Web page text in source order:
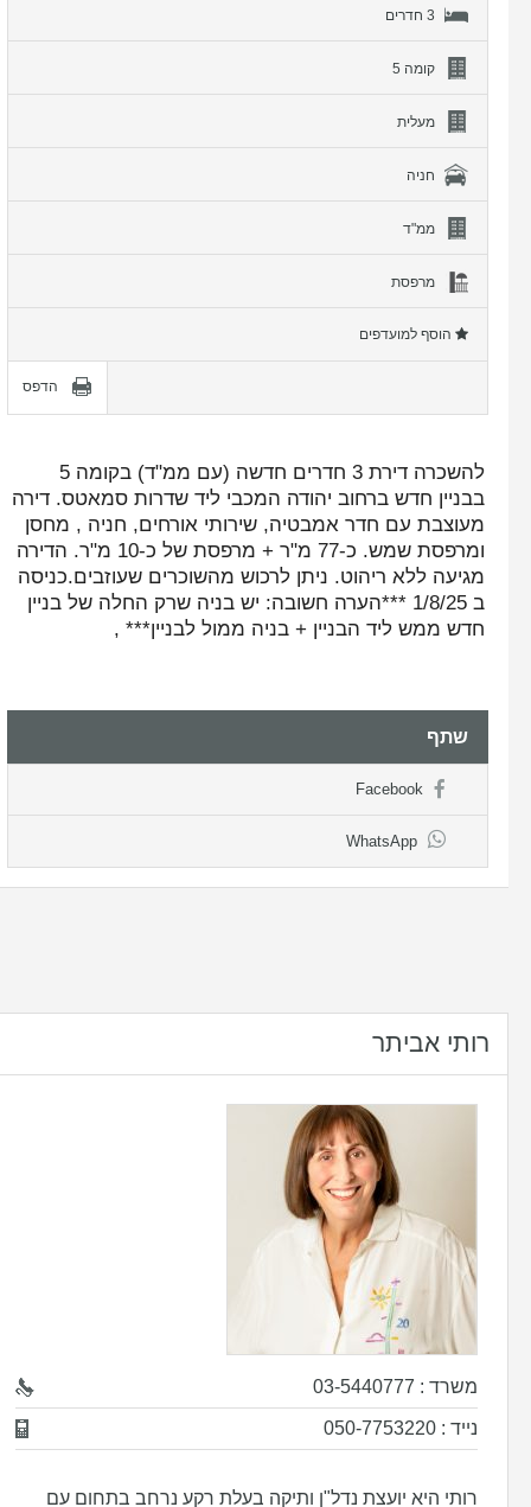
3 חדרים
קומה 5
מעלית
חניה
ממ"ד
מרפסת
הוסף למועדפים
הדפס
להשכרה דירת 3 חדרים חדשה (עם ממ"ד) בקומה 5
בבניין חדש ברחוב יהודה המכבי ליד שדרות סמאטס. דירה
מעוצבת עם חדר אמבטיה, שירותי אורחים, חניה , מחסן
ומרפסת שמש. כ-77 מ"ר + מרפסת של כ-10 מ"ר. הדירה
מגיעה ללא ריהוט. ניתן לרכוש מהשוכרים שעוזבים.כניסה
ב 1/8/25 ***הערה חשובה: יש בניה שרק החלה של בניין
חדש ממש ליד הבניין + בניה ממול לבניין*** ,
שתף
Facebook
WhatsApp
רותי אביתר
משרד : 03-5440777
נייד : 050-7753220
רותי היא יועצת נדל"ן ותיקה בעלת רקע נרחב בתחום עם